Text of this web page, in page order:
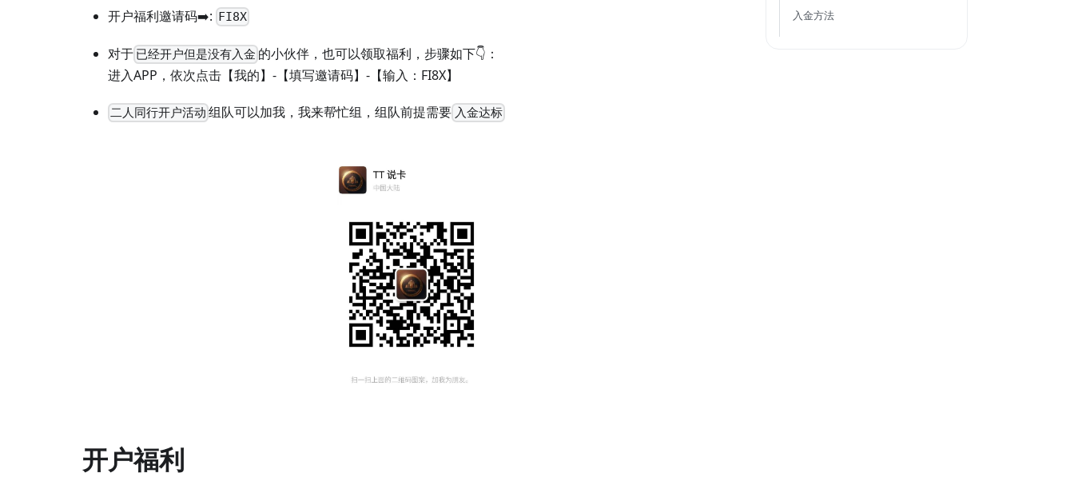
开户福利邀请码➡️: FI8X
对于 已经开户但是没有入金 的小伙伴，也可以领取福利，步骤如下👇：
进入APP，依次点击【我的】-【填写邀请码】-【输入：FI8X】
二人同行开户活动 组队可以加我，我来帮忙组，组队前提需要 入金达标
开户福利
入金方法